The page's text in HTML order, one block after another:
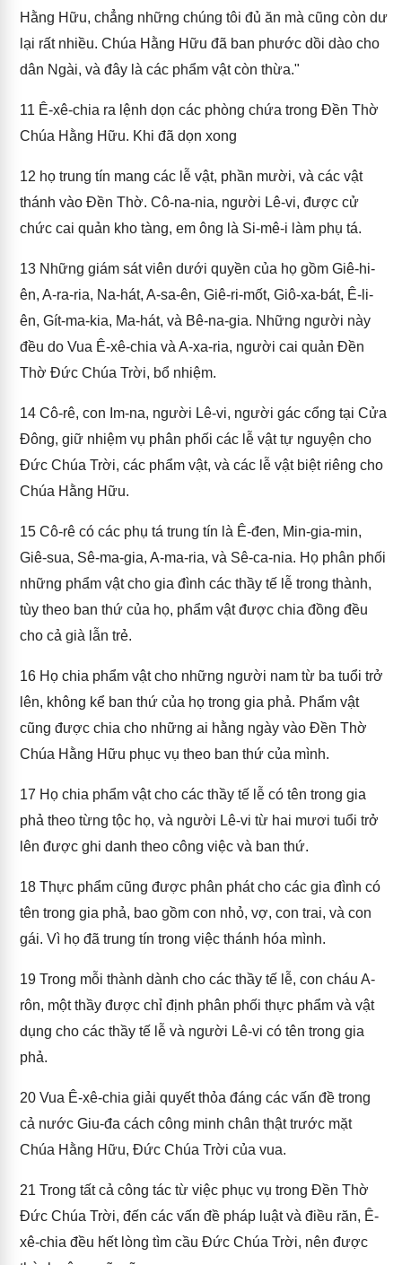
Hằng Hữu, chẳng những chúng tôi đủ ăn mà cũng còn dư
lại rất nhiều. Chúa Hằng Hữu đã ban phước dồi dào cho
dân Ngài, và đây là các phẩm vật còn thừa."
11 Ê-xê-chia ra lệnh dọn các phòng chứa trong Đền Thờ
Chúa Hằng Hữu. Khi đã dọn xong
12 họ trung tín mang các lễ vật, phần mười, và các vật
thánh vào Đền Thờ. Cô-na-nia, người Lê-vi, được cử
chức cai quản kho tàng, em ông là Si-mê-i làm phụ tá.
13 Những giám sát viên dưới quyền của họ gồm Giê-hi-
ên, A-ra-ria, Na-hát, A-sa-ên, Giê-ri-mốt, Giô-xa-bát, Ê-li-
ên, Gít-ma-kia, Ma-hát, và Bê-na-gia. Những người này
đều do Vua Ê-xê-chia và A-xa-ria, người cai quản Đền
Thờ Đức Chúa Trời, bổ nhiệm.
14 Cô-rê, con Im-na, người Lê-vi, người gác cổng tại Cửa
Đông, giữ nhiệm vụ phân phối các lễ vật tự nguyện cho
Đức Chúa Trời, các phẩm vật, và các lễ vật biệt riêng cho
Chúa Hằng Hữu.
15 Cô-rê có các phụ tá trung tín là Ê-đen, Min-gia-min,
Giê-sua, Sê-ma-gia, A-ma-ria, và Sê-ca-nia. Họ phân phối
những phẩm vật cho gia đình các thầy tế lễ trong thành,
tùy theo ban thứ của họ, phẩm vật được chia đồng đều
cho cả già lẫn trẻ.
16 Họ chia phẩm vật cho những người nam từ ba tuổi trở
lên, không kể ban thứ của họ trong gia phả. Phẩm vật
cũng được chia cho những ai hằng ngày vào Đền Thờ
Chúa Hằng Hữu phục vụ theo ban thứ của mình.
17 Họ chia phẩm vật cho các thầy tế lễ có tên trong gia
phả theo từng tộc họ, và người Lê-vi từ hai mươi tuổi trở
lên được ghi danh theo công việc và ban thứ.
18 Thực phẩm cũng được phân phát cho các gia đình có
tên trong gia phả, bao gồm con nhỏ, vợ, con trai, và con
gái. Vì họ đã trung tín trong việc thánh hóa mình.
19 Trong mỗi thành dành cho các thầy tế lễ, con cháu A-
rôn, một thầy được chỉ định phân phối thực phẩm và vật
dụng cho các thầy tế lễ và người Lê-vi có tên trong gia
phả.
20 Vua Ê-xê-chia giải quyết thỏa đáng các vấn đề trong
cả nước Giu-đa cách công minh chân thật trước mặt
Chúa Hằng Hữu, Đức Chúa Trời của vua.
21 Trong tất cả công tác từ việc phục vụ trong Đền Thờ
Đức Chúa Trời, đến các vấn đề pháp luật và điều răn, Ê-
xê-chia đều hết lòng tìm cầu Đức Chúa Trời, nên được